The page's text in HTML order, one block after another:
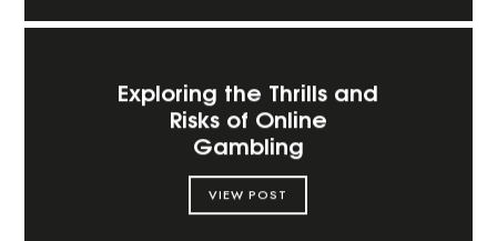
Exploring the Thrills and
Risks of Online
Gambling
VIEW POST